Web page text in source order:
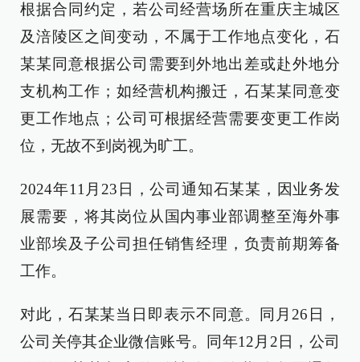
根据合同约定，若公司经营场所在重庆主城区
及涪陵区之间变动，不属于工作地点变化，石
某某同意根据公司需要到外地出差或赴外地分
支机构工作；如经营机构搬迁，石某某同意变
更工作地点；公司可根据经营需要变更工作岗
位，无故不到岗视为旷工。
2024年11月23日，公司通知石某某，因业务发
展需要，将其岗位从国内事业部调整至海外事
业部埃及子公司担任销售经理，负责前期筹备
工作。
对此，石某某当日即表示不同意。同月26日，
公司关停其企业微信账号。同年12月2日，公司